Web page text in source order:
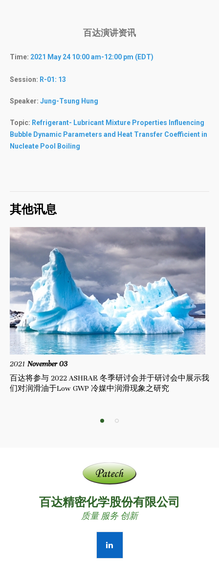
百达演讲资讯
Time: 2021 May 24 10:00 am-12:00 pm (EDT)
Session: R-01: 13
Speaker: Jung-Tsung Hung
Topic: Refrigerant- Lubricant Mixture Properties Influencing
Bubble Dynamic Parameters and Heat Transfer Coefficient in
Nucleate Pool Boiling
其他讯息
2021 November 03
百达将参与 2022 ASHRAE 冬季研讨会并于研讨会中展示我
们对润滑油于Low GWP 冷媒中润滑现象之研究
1 2
百达精密化学股份有限公司
质量 服务 创新